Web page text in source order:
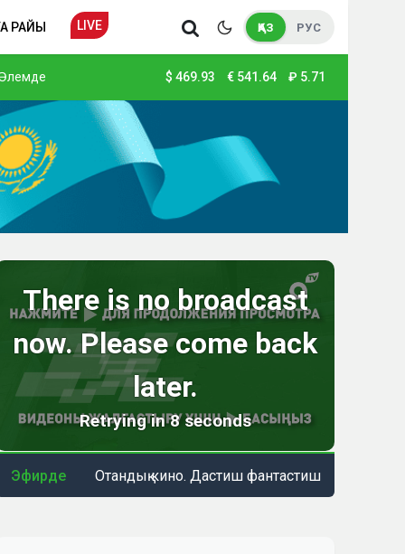
РАЙЫ LIVE ҚАЗ РУС
$ 469.93 € 541.64 ₽ 5.71
Эфирде Отандық кино. Дастиш фантастиш